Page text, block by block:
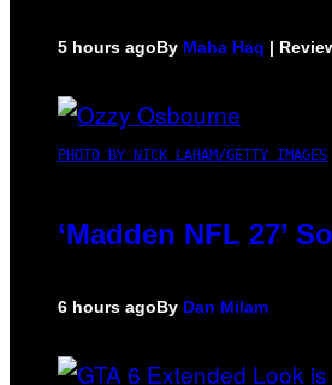
5 hours agoBy Maha Haq |
PHOTO BY NICK LAHAM/GETTY IMAGES
‘Madden NFL 27’
6 hours agoBy Dan Milam